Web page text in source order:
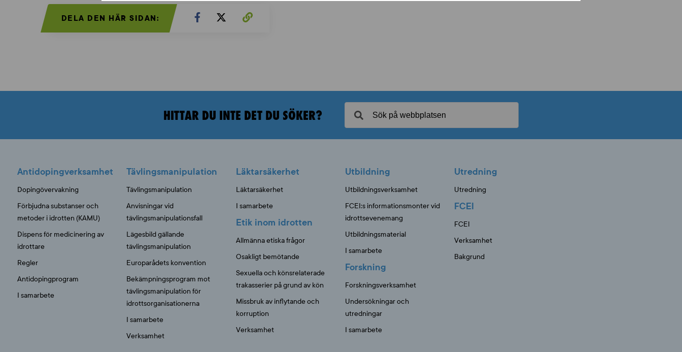
DELA DEN HÄR SIDAN:
HITTAR DU INTE DET DU SÖKER?
Antidopingverksamhet
Dopingövervakning
Förbjudna substanser och
metoder i idrotten (KAMU)
Dispens för medicinering av
idrottare
Regler
Antidopingprogram
I samarbete
Tävlingsmanipulation
Tävlingsmanipulation
Anvisningar vid
tävlingsmanipulationsfall
Lägesbild gällande
tävlingsmanipulation
Europarådets konvention
Bekämpningsprogram mot
tävlingsmanipulation för
idrottsorganisationerna
I samarbete
Verksamhet
Läktarsäkerhet
Läktarsäkerhet
I samarbete
Etik inom idrotten
Allmänna etiska frågor
Osakligt bemötande
Sexuella och könsrelaterade
trakasserier på grund av kön
Missbruk av inflytande och
korruption
Verksamhet
Utbildning
Utbildningsverksamhet
FCEI:s informationsmonter vid
idrottsevenemang
Utbildningsmaterial
I samarbete
Forskning
Forskningsverksamhet
Undersökningar och
utredningar
I samarbete
Utredning
Utredning
FCEI
FCEI
Verksamhet
Bakgrund